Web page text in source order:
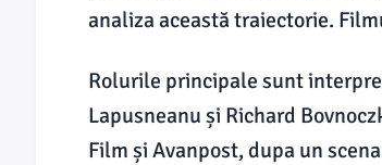
analiza această traiectorie.
Rolurile principale sunt
Lapusneanu și Richard
Film și Avanpost, dupa un